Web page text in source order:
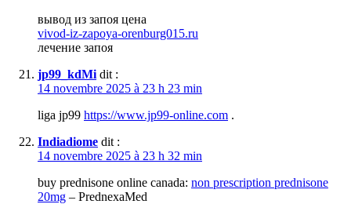
вывод из запоя цена
vivod-iz-zapoya-orenburg015.ru
лечение запоя
jp99_kdMi dit :
14 novembre 2025 à 23 h 23 min
liga jp99 https://www.jp99-online.com .
Indiadiome dit :
14 novembre 2025 à 23 h 32 min
buy prednisone online canada: non prescription prednisone
20mg – PrednexaMed